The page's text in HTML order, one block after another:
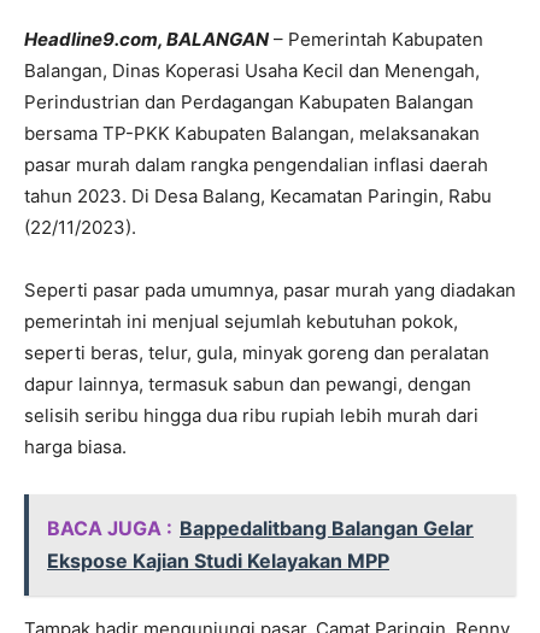
Headline9.com, BALANGAN – Pemerintah Kabupaten
Balangan, Dinas Koperasi Usaha Kecil dan Menengah,
Perindustrian dan Perdagangan Kabupaten Balangan
bersama TP-PKK Kabupaten Balangan, melaksanakan
pasar murah dalam rangka pengendalian inflasi daerah
tahun 2023. Di Desa Balang, Kecamatan Paringin, Rabu
(22/11/2023).
Seperti pasar pada umumnya, pasar murah yang diadakan
pemerintah ini menjual sejumlah kebutuhan pokok,
seperti beras, telur, gula, minyak goreng dan peralatan
dapur lainnya, termasuk sabun dan pewangi, dengan
selisih seribu hingga dua ribu rupiah lebih murah dari
harga biasa.
BACA JUGA : Bappedalitbang Balangan Gelar
Ekspose Kajian Studi Kelayakan MPP